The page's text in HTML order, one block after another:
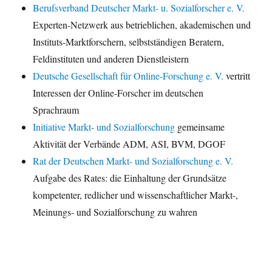
Berufsverband Deutscher Markt- u. Sozialforscher e. V.
Experten-Netzwerk aus betrieblichen, akademischen und
Instituts-Marktforschern, selbstständigen Beratern,
Feldinstituten und anderen Dienstleistern
Deutsche Gesellschaft für Online-Forschung e. V. vertritt
Interessen der Online-Forscher im deutschen
Sprachraum
Initiative Markt- und Sozialforschung gemeinsame
Aktivität der Verbände ADM, ASI, BVM, DGOF
Rat der Deutschen Markt- und Sozialforschung e. V.
Aufgabe des Rates: die Einhaltung der Grundsätze
kompetenter, redlicher und wissenschaftlicher Markt-,
Meinungs- und Sozialforschung zu wahren